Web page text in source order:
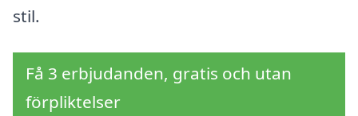
stil.
Få 3 erbjudanden, gratis och utan
förpliktelser